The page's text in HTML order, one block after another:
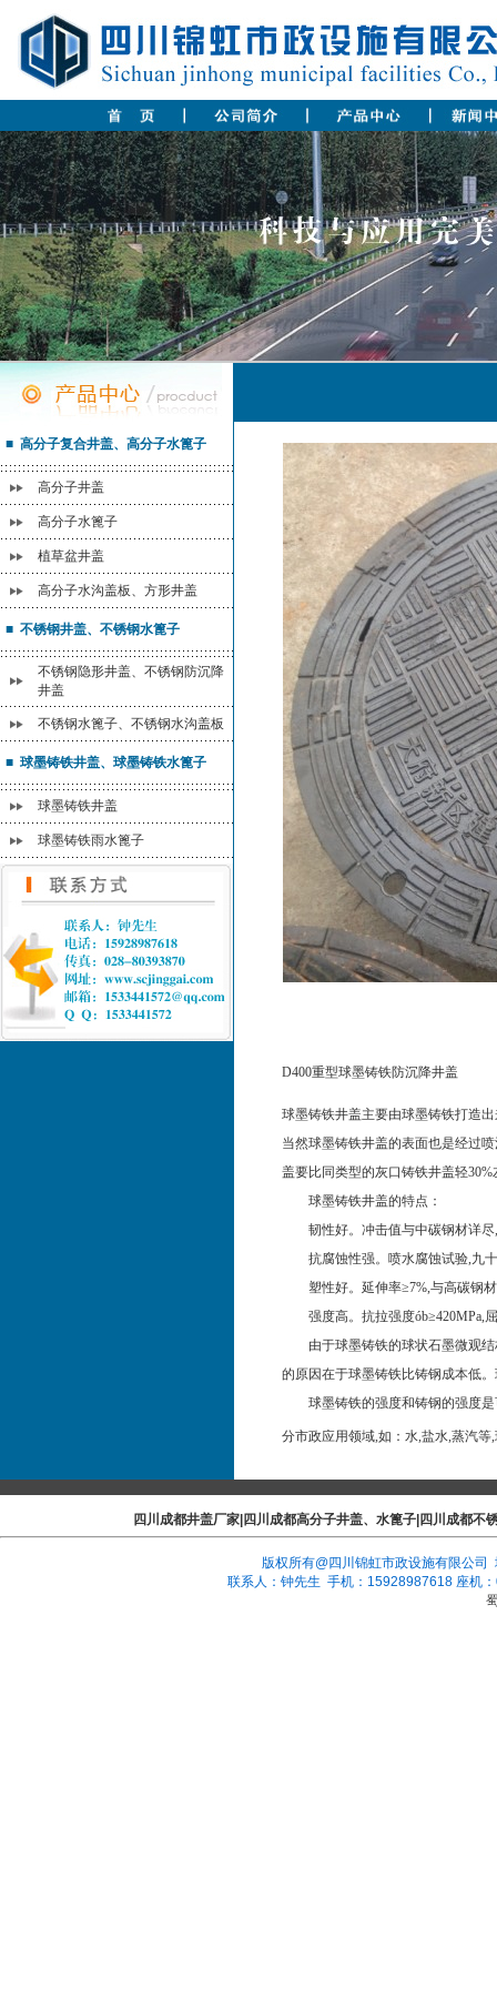
■ 高分子复合井盖、高分子水篦子
高分子井盖
高分子水篦子
植草盆井盖
高分子水沟盖板、方形井盖
■ 不锈钢井盖、不锈钢水篦子
不锈钢隐形井盖、不锈钢防沉降
井盖
不锈钢水篦子、不锈钢水沟盖板
■ 球墨铸铁井盖、球墨铸铁水篦子
球墨铸铁井盖
球墨铸铁雨水篦子
D400重型球墨铸铁防沉降井盖
球墨铸铁井盖主要由球墨铸铁打造
当然球墨铸铁井盖的表面也是经过
盖要比同类型的灰口铸铁井盖轻30%
球墨铸铁井盖的特点：
韧性好。冲击值与中碳钢材详尽,
抗腐蚀性强。喷水腐蚀试验,九
塑性好。延伸率≥7%,与高碳钢材
强度高。抗拉强度ób≥420MPa,屈
由于球墨铸铁的球状石墨微观结
的原因在于球墨铸铁比铸钢成本低
球墨铸铁的强度和铸钢的强度是
分市政应用领域,如：水,盐水,蒸汽
四川成都井盖厂家|四川成都高分子井盖、水篦子|四川成都
版权所有@四川锦虹市政设施有限公
联系人：钟先生 手机：15928987618 座机